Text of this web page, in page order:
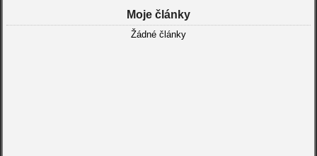
Moje články
Žádné články